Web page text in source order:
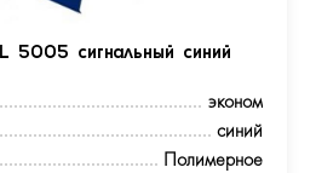
5005 сигнальный синий
эконом
синий
Полимерное